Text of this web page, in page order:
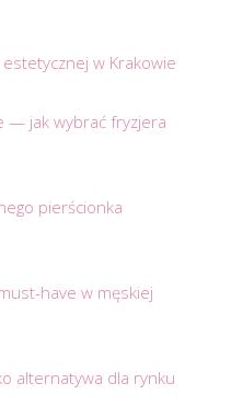
estetycznej w Krakowie
— jak wybrać fryzjera
pierścionka
have w męskiej
alternatywa dla rynku